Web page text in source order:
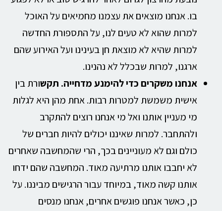
בו. אנחנו מוצאים את עצמנו מחמיאים על האוכל
למרות שהוא לא טעים לנו, על התספורת החדשה
למרות שהיא לא מוצאת חן בעינינו ועל האירוע שהם
ארגנו, למרות שבכלל לא נהנינו.
אנחנו משקרים כדי להימנע מדחייה. תקשורת בין
אישית משמשת למטרות רבות. אחת מהן היא לגלות
מי מעניין אותנו ואל מי אנחנו רוצים להתקרב
ולהתחבר. למרות שאיננו יכולים להיות חברים של
כולם וגם לא מעוניינים בכך, הרי שהמחשבה שאחרים
לא יחבבו אותנו מרתיעה מאוד. המחשבה שהם ידחו
אותנו קשה מאוד, במיוחד עבור הרגישים מביננו. על
כן, כאשר אנחנו פוגשים אחרים, אנחנו מנסים